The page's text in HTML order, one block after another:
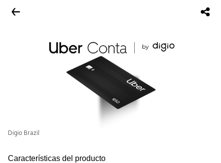
Digio Brazil
Características del producto